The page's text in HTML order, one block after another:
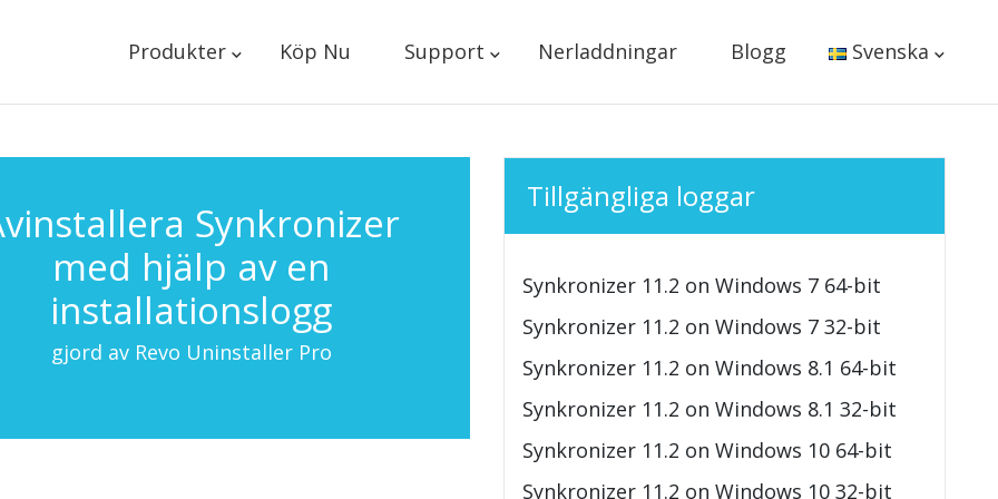
Produkter Köp Nu Support Nerladdningar Blogg Svenska
Synkronizer
med hjälp av en
installationslogg
gjord av Revo Uninstaller Pro
Tillgängliga loggar
Synkronizer 11.2 on Windows 7 64-bit
Synkronizer 11.2 on Windows 7 32-bit
Synkronizer 11.2 on Windows 8.1 64-bit
Synkronizer 11.2 on Windows 8.1 32-bit
Synkronizer 11.2 on Windows 10 64-bit
Synkronizer 11.2 on Windows 10 32-bit